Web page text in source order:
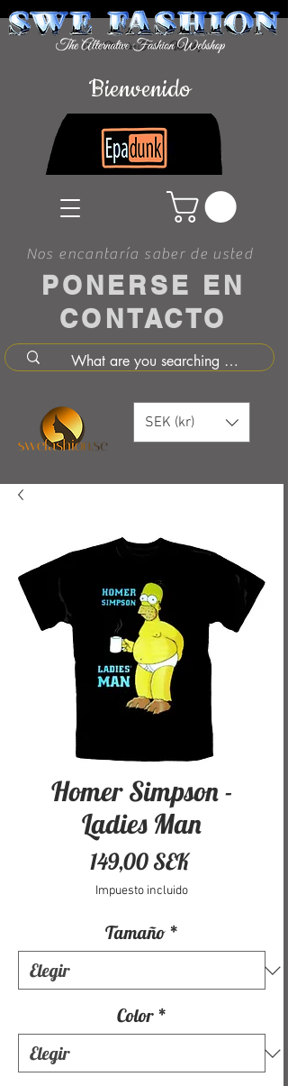
PONERSE EN
CONTACTO
Nos encantaría saber de usted
Bienvenido
SEK (kr)
Homer Simpson -
Ladies Man
149,00 SEKPrecio
Impuesto incluido
Tamaño *
Color *